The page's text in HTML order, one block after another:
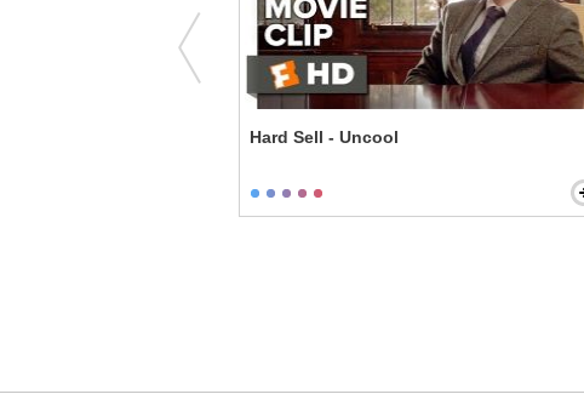
Hard Sell - Uncool